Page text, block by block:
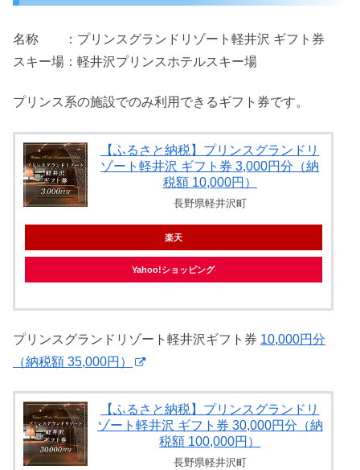
名称 ：プリンスグランドリゾート軽井沢 ギフト券
スキー場：軽井沢プリンスホテルスキー場
プリンス系の施設でのみ利用できるギフト券です。
【ふるさと納税】プリンスグランドリ
ゾート軽井沢 ギフト券 3,000円分（納
税額 10,000円）
長野県軽井沢町
楽天
Yahoo!ショッピング
プリンスグランドリゾート軽井沢ギフト券 10,000円分
（納税額 35,000円）
【ふるさと納税】プリンスグランドリ
ゾート軽井沢 ギフト券 30,000円分（納
税額 100,000円）
長野県軽井沢町